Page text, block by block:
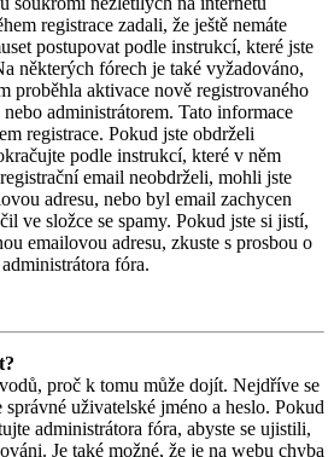
registrace zadali, že ještě nemáte
postupovat podle instrukcí, které jste
některých fórech je také vyžadováno,
proběhla aktivace nově registrovaného
administrátorem. Tato informace
registrace. Pokud jste obdrželi
podle instrukcí, které v něm
email neobdrželi, mohli jste
adresu, nebo byl email zachycen
ve složce se spamy. Pokud jste si jistí,
emailovou adresu, zkuste s prosbou o
fóra.
proč k tomu může dojít. Nejdříve se
správné uživatelské jméno a heslo. Pokud
administrátora fóra, abyste se ujistili,
Je také možné, že je na webu chyba